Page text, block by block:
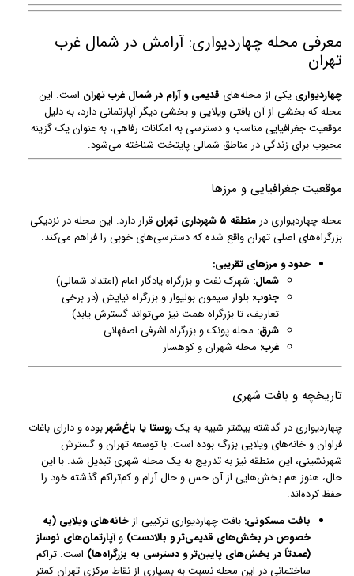
معرفی محله چهاردیواری: آرامش در شمال غرب
تهران
چهاردیواری یکی از محله‌های قدیمی و آرام در شمال غرب تهران است. این
محله که بخشی از آن بافتی ویلایی و بخشی دیگر آپارتمانی دارد، به دلیل
موقعیت جغرافیایی مناسب و دسترسی به امکانات رفاهی، به عنوان یک گزینه
محبوب برای زندگی در مناطق شمالی پایتخت شناخته می‌شود.
موقعیت جغرافیایی و مرزها
محله چهاردیواری در منطقه ۵ شهرداری تهران
قرار دارد. این محله در نزدیکی
بزرگراه‌های اصلی تهران واقع شده که دسترسی‌های خوبی را فراهم می‌کند.
حدود و مرزهای تقریبی:
شمال: شهرک نفت و بزرگراه یادگار امام (امتداد شمالی)
جنوب: بلوار سیمون بولیوار و بزرگراه نیایش (در برخی
تعاریف، تا بزرگراه همت نیز می‌تواند گسترش یابد)
شرق: محله پونک و بزرگراه اشرفی اصفهانی
غرب: محله شهران و کوهسار
تاریخچه و بافت شهری
چهاردیواری در گذشته بیشتر شبیه به یکروستا یا باغ‌شهربوده و دارای باغات
فراوان و خانه‌های ویلایی بزرگ بوده است. با توسعه تهران و گسترش
شهرنشینی، این منطقه نیز به تدریج به یک محله شهری تبدیل شد. با این
حال، هنوز هم بخش‌هایی از آن حس و حال آرام و کم‌تراکم گذشته خود را
حفظ کرده‌اند.
بافت مسکونی: بافت چهاردیواری ترکیبی ازخانه‌های ویلایی (به
خصوص در بخش‌های قدیمی‌تر و بالادست) وآپارتمان‌های نوساز
(عمدتاً در بخش‌های پایین‌تر و دسترسی به بزرگراه‌ها) است. تراکم
ساختمانی در این محله نسبت به بسیاری از نقاط مرکزی تهران کمتر